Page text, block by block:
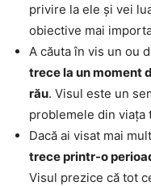
privire la ele și vei
obiective mai
A căuta în vis un ou
trece la un moment
rău. Visul este un
problemele din viața
Dacă ai visat mai
trece printr-o
Visul prezice că tot